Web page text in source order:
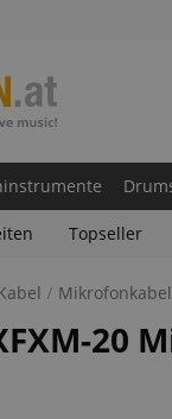
Topseller
Mikrofonkabel
20